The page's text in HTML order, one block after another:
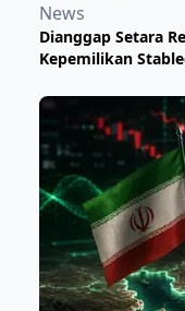
News
Dianggap Setara
Kepemilikan